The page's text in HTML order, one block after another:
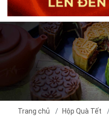
Trang chủ Hộp Quà Tết